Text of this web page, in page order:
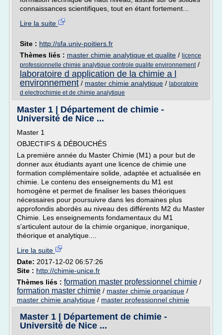
connaissances scientifiques, tout en étant fortement...
Lire la suite
Site : http://sfa.univ-poitiers.fr
Thèmes liés : master chimie analytique et qualite / licence
professionnelle chimie analytique controle qualite environnement/
laboratoire d application de la chimie a l
environnement / master chimie analytique / laboratoire
d electrochimie et de chimie analytique
Master 1 | Département de chimie -
Université de Nice ...
Master 1
OBJECTIFS & DÉBOUCHÉS
La première année du Master Chimie (M1) a pour but de
donner aux étudiants ayant une licence de chimie une
formation complémentaire solide, adaptée et actualisée en
chimie. Le contenu des enseignements du M1 est
homogène et permet de finaliser les bases théoriques
nécessaires pour poursuivre dans les domaines plus
approfondis abordés au niveau des différents M2 du Master
Chimie. Les enseignements fondamentaux du M1
s'articulent autour de la chimie organique, inorganique,
théorique et analytique....
Lire la suite
Date: 2017-12-02 06:57:26
Site : http://chimie-unice.fr
Thèmes liés : formation master professionnel chimie /
formation master chimie / master chimie organique /
master chimie analytique / master professionnel chimie
Master 1 | Département de chimie -
Université de Nice ...